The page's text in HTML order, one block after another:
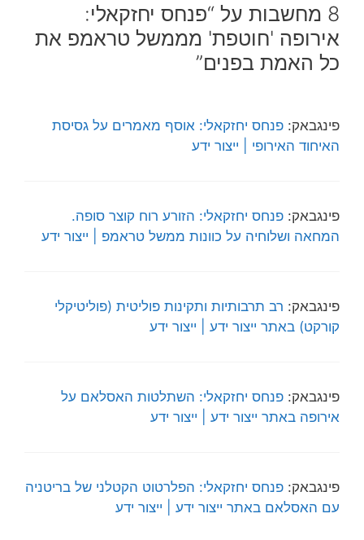
8 מחשבות על “פנחס יחזקאלי:
אירופה 'חוטפת' מממשל טראמפ את
כל האמת בפנים”
פינגבאק: פנחס יחזקאלי: אוסף מאמרים על גסיסת
האיחוד האירופי | ייצור ידע
פינגבאק: פנחס יחזקאלי: הזורע רוח קוצר סופה.
המחאה ושלוחיה על כוונות ממשל טראמפ | ייצור ידע
פינגבאק: רב תרבותיות ותקינות פוליטית (פוליטיקלי
קורקט) באתר ייצור ידע | ייצור ידע
פינגבאק: פנחס יחזקאלי: השתלטות האסלאם על
אירופה באתר ייצור ידע | ייצור ידע
פינגבאק: פנחס יחזקאלי: הפלרטוט הקטלני של בריטניה
עם האסלאם באתר ייצור ידע | ייצור ידע